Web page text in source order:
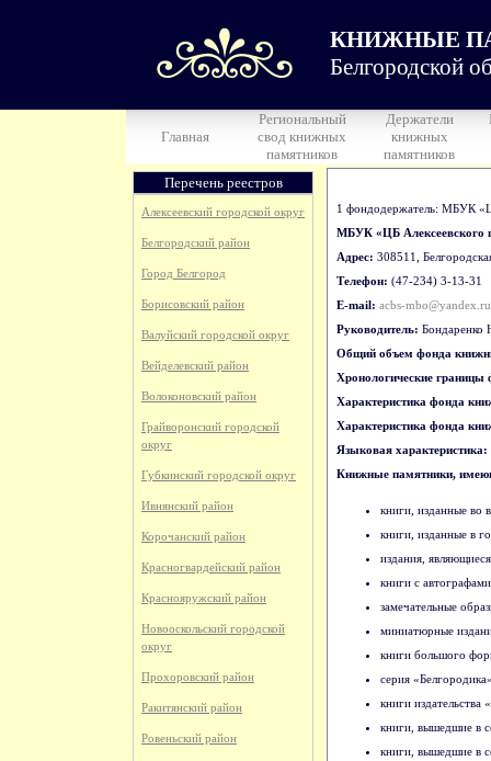
КНИЖНЫЕ
Белгородской
Главная
Региональный
свод книжных
памятников
Держатели
книжных
памятников
Перечень реестров
Алексеевский городской округ
Белгородский район
Город Белгород
Борисовский район
Валуйский городской округ
Вейделевский район
Волоконовский район
Грайворонский городской
округ
Губкинский городской округ
Ивнянский район
Корочанский район
Красногвардейский район
Краснояружский район
Новооскольский городской
округ
Прохоровский район
Ракитянский район
Ровеньский район
1 фондодержатель: МБУК
МБУК «ЦБ Алексеевского
Адрес: 308511,
Телефон: (47-234) 3-13-31
E-mail: acbs-mbo@yandex.ru
Руководитель: Бондаренко
Общий объем фонда
Хронологические
Характеристика фонда
Характеристика фонда
Языковая характеристика:
Книжные памятники,
книги, изданные во
книги, изданные в
издания,
книги с
замечательные
миниатюрные
книги большого
серия
книги
книги, вышедшие в
книги, вышедшие в